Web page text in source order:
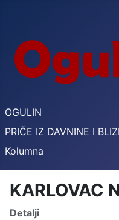
OGULIN
PRIČE IZ DAVNINE I
Kolumna
KARLOVAC
Detalji